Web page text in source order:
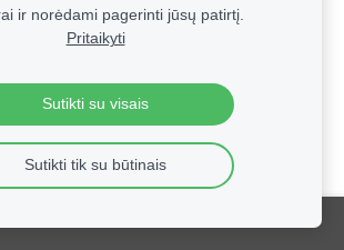
verslo dovanos su logotipu | Reklaminė
ir norėdami pagerinti jūsų patirtį.
Pritaikyti
Sutikti su visais
Sutikti tik su būtinais